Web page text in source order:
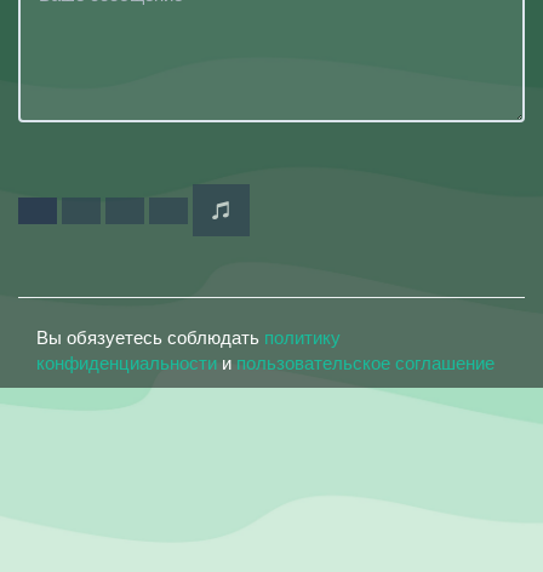
Вы обязуетесь соблюдать политику
конфиденциальности и пользовательское соглашение